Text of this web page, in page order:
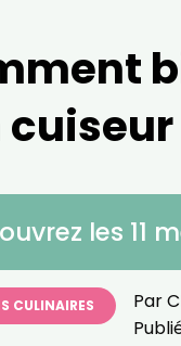
les 11
CULINAIRES Par